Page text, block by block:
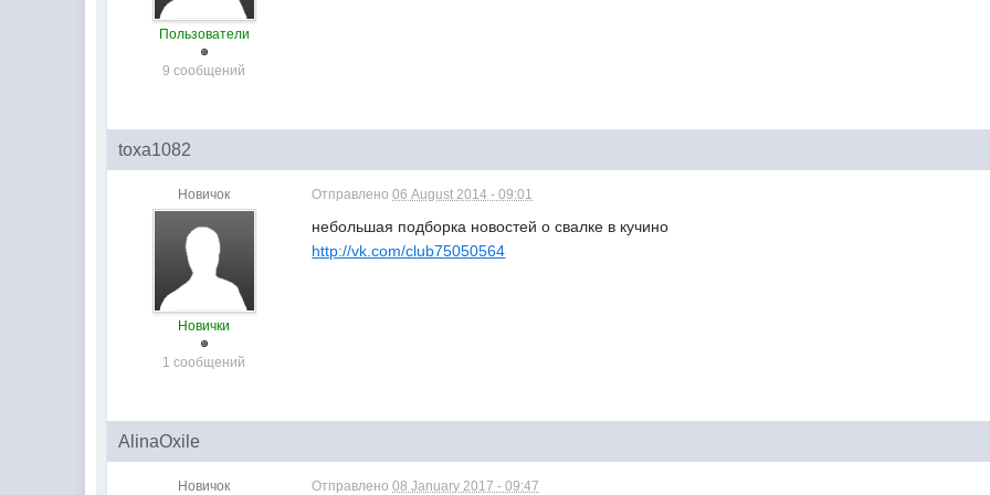
Пользователи
9 сообщений
toxa1082
Новичок
Новички
1 сообщений
Отправлено06 August 2014 - 09:01
небольшая подборка новостей о свалке в кучино
http://vk.com/club75050564
AlinaOxile
Новичок Отправлено08 January 2017 - 09:47